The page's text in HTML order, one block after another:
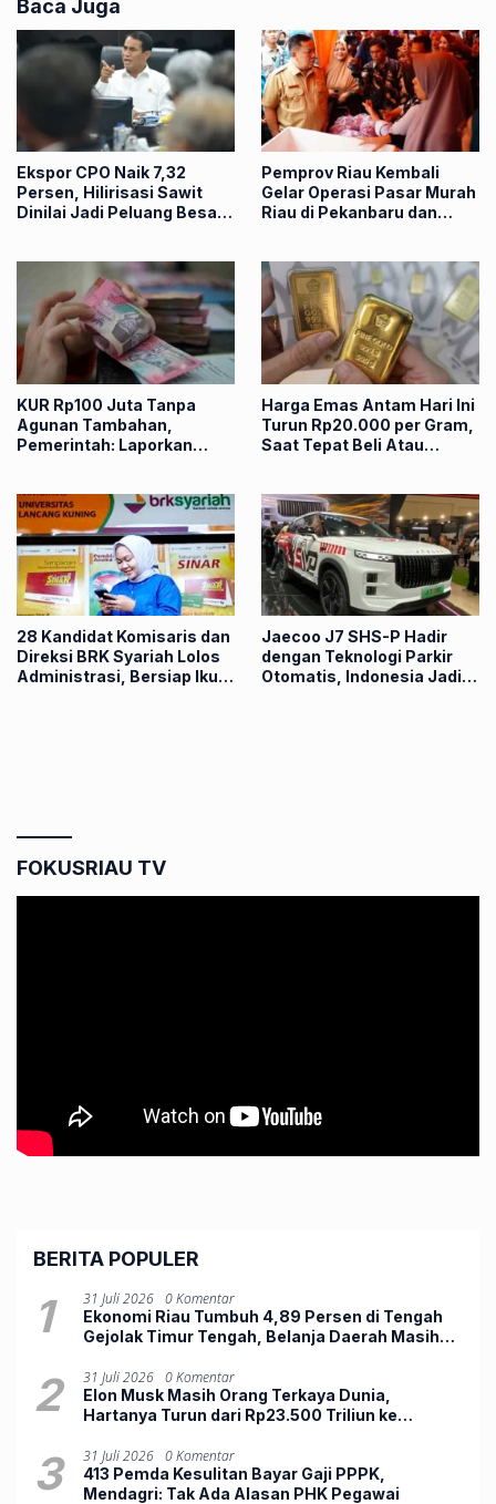
Baca Juga
Ekspor CPO Naik 7,32
Persen, Hilirisasi Sawit
Dinilai Jadi Peluang Besar
Pemprov Riau Kembali
Gelar Operasi Pasar Murah
Riau di Pekanbaru dan
KUR Rp100 Juta Tanpa
Agunan Tambahan,
Pemerintah: Laporkan
Harga Emas Antam Hari Ini
Turun Rp20.000 per Gram,
Saat Tepat Beli Atau
28 Kandidat Komisaris dan
Direksi BRK Syariah Lolos
Administrasi, Bersiap Ikuti
Jaecoo J7 SHS-P Hadir
dengan Teknologi Parkir
Otomatis, Indonesia Jadi
FOKUSRIAU TV
BERITA POPULER
1 31 Juli 2026 0 Komentar
Ekonomi Riau Tumbuh 4,89 Persen di Tengah
Gejolak Timur Tengah, Belanja Daerah Masih
2 31 Juli 2026 0 Komentar
Elon Musk Masih Orang Terkaya Dunia,
Hartanya Turun dari Rp23.500 Triliun ke
3 31 Juli 2026 0 Komentar
413 Pemda Kesulitan Bayar Gaji PPPK,
Mendagri: Tak Ada Alasan PHK Pegawai